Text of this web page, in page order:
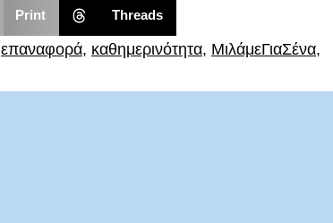
Print Threads
επαναφορά, καθημερινότητα, ΜιλάμεΓιαΣένα,